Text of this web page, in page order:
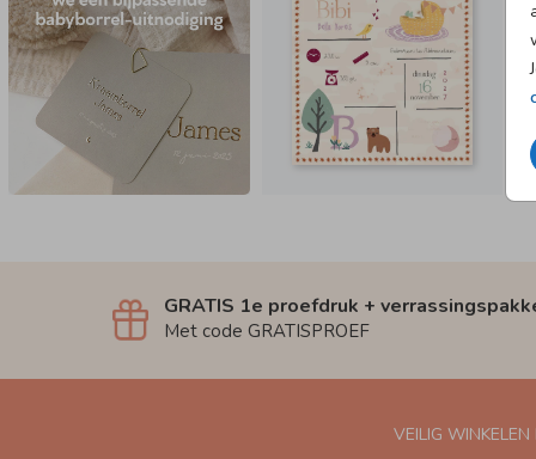
GRATIS 1e proefdruk +
Met code GRATISPROEF
VEILIG WINKELEN